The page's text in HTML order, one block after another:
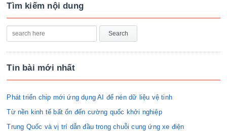
Tìm kiếm nội dung
Tin bài mới nhất
Phát triển chip mới ứng dụng AI để nén dữ liệu vệ tinh
Từ nền kinh tế bất ổn đến cường quốc khởi nghiệp
Trung Quốc và vị trí dẫn đầu trong chuỗi cung ứng xe điện